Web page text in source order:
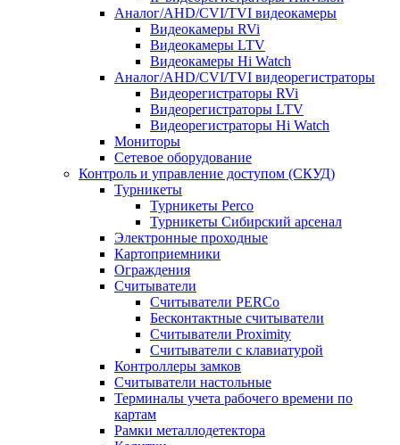
Аналог/AHD/CVI/TVI видеокамеры
Видеокамеры RVi
Видеокамеры LTV
Видеокамеры Hi Watch
Аналог/AHD/CVI/TVI видеорегистраторы
Видеорегистраторы RVi
Видеорегистраторы LTV
Видеорегистраторы Hi Watch
Мониторы
Сетевое оборудование
Контроль и управление доступом (СКУД)
Турникеты
Турникеты Perco
Турникеты Сибирский арсенал
Электронные проходные
Картоприемники
Ограждения
Считыватели
Считыватели PERCo
Бесконтактные считыватели
Считыватели Proximity
Считыватели с клавиатурой
Контроллеры замков
Считыватели настольные
Терминалы учета рабочего времени по
картам
Рамки металлодетектора